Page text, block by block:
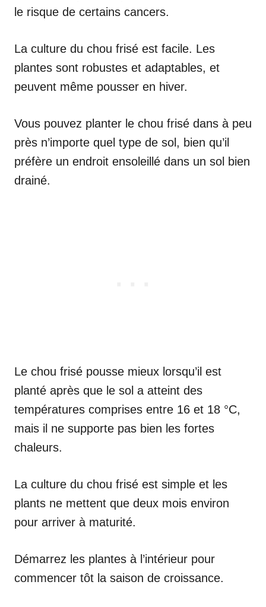
le risque de certains cancers.
La culture du chou frisé est facile. Les
plantes sont robustes et adaptables, et
peuvent même pousser en hiver.
Vous pouvez planter le chou frisé dans à peu
près n’importe quel type de sol, bien qu’il
préfère un endroit ensoleillé dans un sol bien
drainé.
Le chou frisé pousse mieux lorsqu’il est
planté après que le sol a atteint des
températures comprises entre 16 et 18 °C,
mais il ne supporte pas bien les fortes
chaleurs.
La culture du chou frisé est simple et les
plants ne mettent que deux mois environ
pour arriver à maturité.
Démarrez les plantes à l’intérieur pour
commencer tôt la saison de croissance.